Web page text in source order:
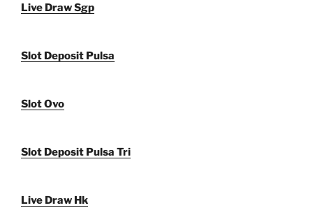
Live Draw Sgp
Slot Deposit Pulsa
Slot Ovo
Slot Deposit Pulsa Tri
Live Draw Hk